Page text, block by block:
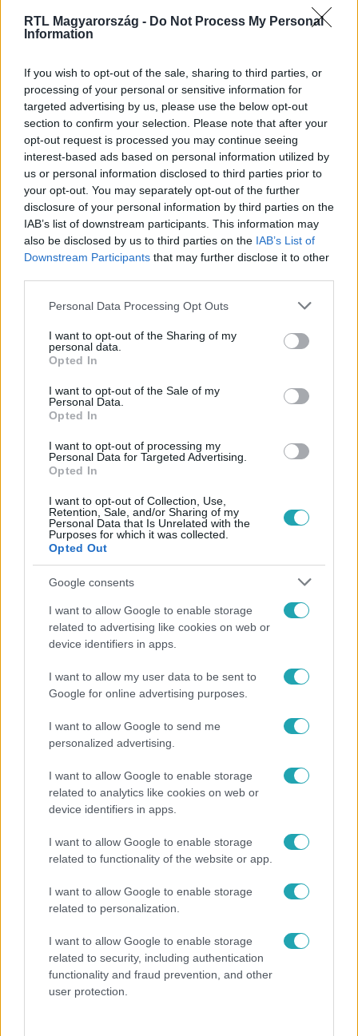
RTL Magyarország - Do Not Process My Personal
Information
If you wish to opt-out of the sale, sharing to third parties, or
processing of your personal or sensitive information for
targeted advertising by us, please use the below opt-out
section to confirm your selection. Please note that after your
opt-out request is processed you may continue seeing
interest-based ads based on personal information utilized by
us or personal information disclosed to third parties prior to
your opt-out. You may separately opt-out of the further
disclosure of your personal information by third parties on the
IAB’s list of downstream participants. This information may
also be disclosed by us to third parties on the IAB’s List of
Downstream Participants that may further disclose it to other
Please note that this website/app uses one or more Google
not limited to your visit or usage behaviour. You may click to
grant or deny consent to Google and its third-party tags to
use your data for below specified purposes in below Google
consent section.
Personal Data Processing Opt Outs
I want to opt-out of the Sharing of my
personal data.
Opted In
I want to opt-out of the Sale of my
Personal Data.
Opted In
I want to opt-out of processing my
Personal Data for Targeted Advertising.
Opted In
I want to opt-out of Collection, Use,
Retention, Sale, and/or Sharing of my
Personal Data that Is Unrelated with the
Purposes for which it was collected.
Opted Out
Google consents
I want to allow Google to enable storage
related to advertising like cookies on web or
device identifiers in apps.
I want to allow my user data to be sent to
Google for online advertising purposes.
I want to allow Google to send me
personalized advertising.
I want to allow Google to enable storage
related to analytics like cookies on web or
device identifiers in apps.
I want to allow Google to enable storage
related to functionality of the website or app.
I want to allow Google to enable storage
related to personalization.
I want to allow Google to enable storage
related to security, including authentication
functionality and fraud prevention, and other
user protection.
legyen a Google-találatokban!
Kövess minket, és értesülj a friss
hírekről a Facebookon is!
Követem
#GESZTI PÉTER #MAGYAR SZTÁROK
HERENDI GÁBOR
BACSKÓ TÜNDE #BRÓKER MARCSI
MAGYAR FILMKRITIKUSOK DÍJA #RTL+
SOROZATSZÍNÉSZ
DITZ EDIT #FAZEKAS MÁTÉ BENCE
BIG PICTURE AWARDS 2026
Népszerű